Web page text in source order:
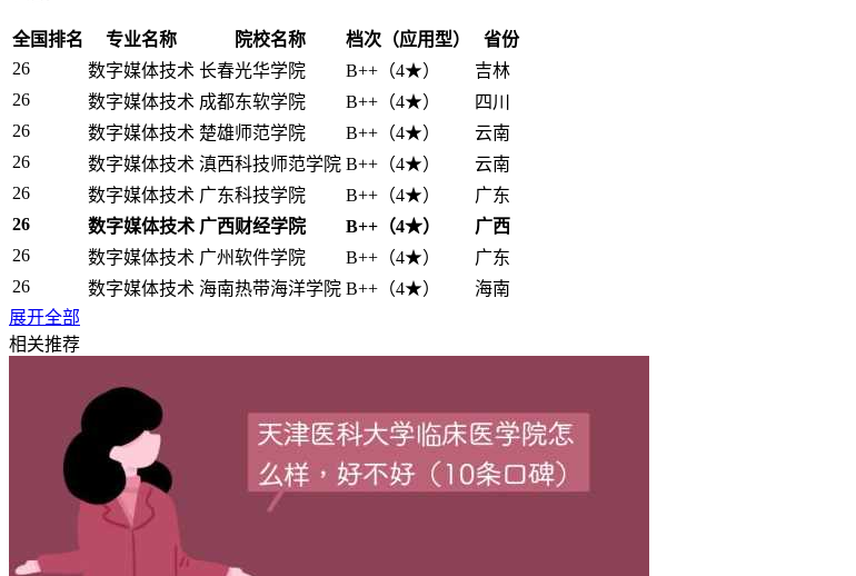
全国排名 专业名称 院校名称 档次（应用型）
省份
26
数字媒体技术 长春光华学院 B++（4★）
吉林
26
数字媒体技术 成都东软学院 B++（4★）
四川
26
数字媒体技术 楚雄师范学院 B++（4★）
云南
26
数字媒体技术 滇西科技师范学院 B++（4★）
云南
26
数字媒体技术 广东科技学院 B++（4★）
广东
26
数字媒体技术 广西财经学院 B++（4★）
广西
26
数字媒体技术 广州软件学院 B++（4★）
广东
26
数字媒体技术 海南热带海洋学院 B++（4★）
海南
26
26
数字媒体技术
2、广西财经学院数字媒体技术专业排名一览表（本省）
在广西省，共有2所高校的数字媒体技术专业跻身校友会专业排名（应用型）榜单，广西财经学院的数字媒
专业名称
1
数字媒体技术 广西财经学院
展开全部
相关推荐